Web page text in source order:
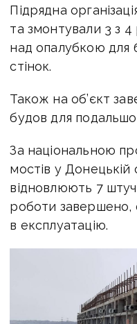
Підрядна
та змонтували 3 з
над опалубкою для
стінок.
Також на об’єкт
будов для
За національною
мостів у Донецькій
відновлюють 7
роботи завершено,
в експлуатацію.